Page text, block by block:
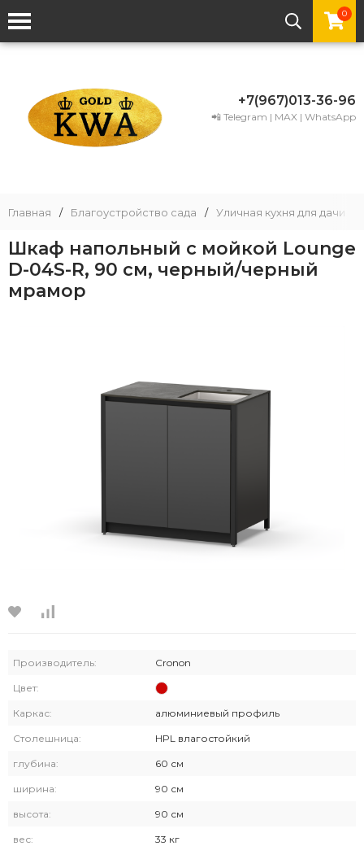
0
+7(967)013-36-96
📲 Telegram | MAX | WhatsApp
Главная / Благоустройство сада / Уличная кухня для дачи
Шкаф напольный с мойкой Lounge
D-04S-R, 90 см, черный/черный
мрамор
Производитель: Cronon
Цвет:
Каркас: алюминиевый профиль
Столешница: HPL влагостойкий
глубина: 60 см
ширина: 90 см
высота: 90 см
вес: 33 кг